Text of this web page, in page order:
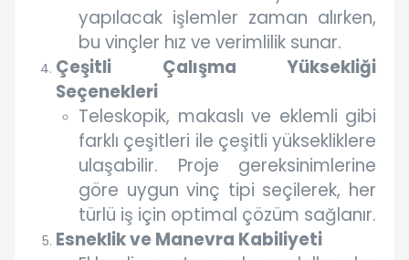
yapılacak işlemler zaman alırken,
bu vinçler hız ve verimlilik sunar.
Çeşitli Çalışma Yüksekliği
Seçenekleri
Teleskopik, makaslı ve eklemli gibi
farklı çeşitleri ile çeşitli yüksekliklere
ulaşabilir. Proje gereksinimlerine
göre uygun vinç tipi seçilerek, her
türlü iş için optimal çözüm sağlanır.
Esneklik ve Manevra Kabiliyeti